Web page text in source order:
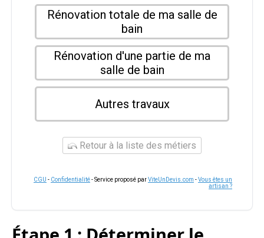
Rénovation totale de ma salle de
bain
Rénovation d'une partie de ma
salle de bain
Autres travaux
Retour à la liste des métiers
CGU - Confidentialité- Service proposé parViteUnDevis.com -Vous êtes un
artisan ?